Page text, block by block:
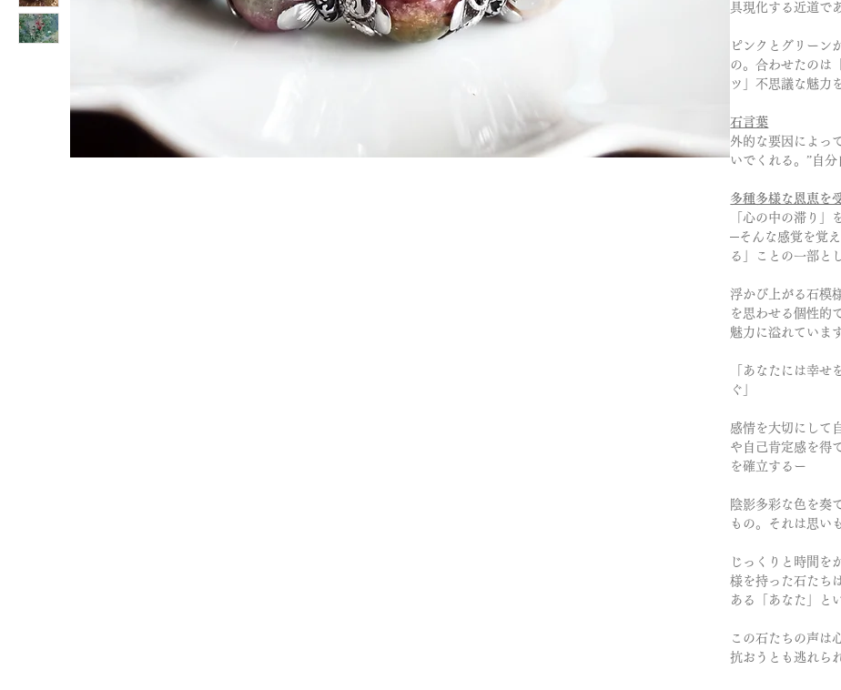
具現化する近道で
ピンクとグリーン
の。合わせたのは
ツ」不思議な魅力
石言葉
外的な要因によっ
いでくれる。”自
多種多様な恩恵を
「心の中の滞り」
─そんな感覚を覚
る」ことの一部と
浮かび上がる石模
を思わせる個性的
魅力に溢れていま
「あなたには幸
ぐ」
感情を大切にして
や自己肯定感を得
を確立するー
陰影多彩な色を奏
もの。それは思い
じっくりと時間を
様を持った石たち
ある「あなた」と
この石たちの声は
抗おうとも逃れら